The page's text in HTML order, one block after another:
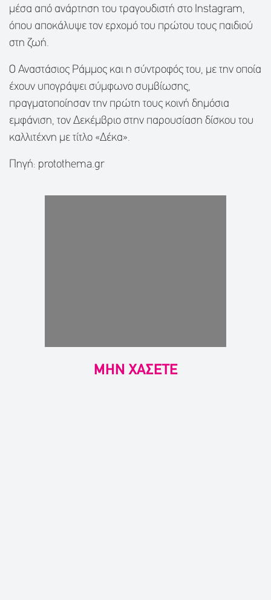
μέσα από ανάρτηση του τραγουδιστή στο Instagram,
όπου αποκάλυψε τον ερχομό του πρώτου τους παιδιού
στη ζωή.
Ο Αναστάσιος Ράμμος και η σύντροφός του, με την οποία
έχουν υπογράψει σύμφωνο συμβίωσης,
πραγματοποίησαν την πρώτη τους κοινή δημόσια
εμφάνιση, τον Δεκέμβριο στην παρουσίαση δίσκου του
καλλιτέχνη με τίτλο «Δέκα».
Πηγή: protothema.gr
ΜΗΝ ΧΑΣΕΤΕ